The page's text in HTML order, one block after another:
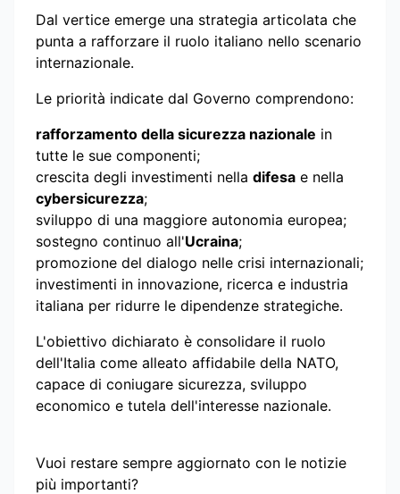
Dal vertice emerge una strategia articolata che
punta a rafforzare il ruolo italiano nello scenario
internazionale.
Le priorità indicate dal Governo comprendono:
rafforzamento della sicurezza nazionale in
tutte le sue componenti;
crescita degli investimenti nella difesa e nella
cybersicurezza;
sviluppo di una maggiore autonomia europea;
sostegno continuo all'Ucraina;
promozione del dialogo nelle crisi internazionali;
investimenti in innovazione, ricerca e industria
italiana per ridurre le dipendenze strategiche.
L'obiettivo dichiarato è consolidare il ruolo
dell'Italia come alleato affidabile della NATO,
capace di coniugare sicurezza, sviluppo
economico e tutela dell'interesse nazionale.
Vuoi restare sempre aggiornato con le notizie
più importanti?